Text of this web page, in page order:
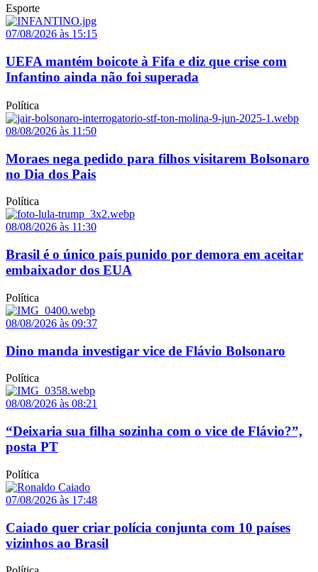
Esporte
07/08/2026 às 15:15
UEFA mantém boicote à Fifa e diz que crise com
Infantino ainda não foi superada
Política
08/08/2026 às 11:50
Moraes nega pedido para filhos visitarem Bolsonaro
no Dia dos Pais
Política
08/08/2026 às 11:30
Brasil é o único país punido por demora em aceitar
embaixador dos EUA
Política
08/08/2026 às 09:37
Dino manda investigar vice de Flávio Bolsonaro
Política
08/08/2026 às 08:21
“Deixaria sua filha sozinha com o vice de Flávio?”,
posta PT
Política
07/08/2026 às 17:48
Caiado quer criar polícia conjunta com 10 países
vizinhos ao Brasil